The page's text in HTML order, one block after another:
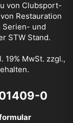
von Clubsport-
Restauration
Serien- und
STW Stand.
19% MwSt. zzgl.,
0